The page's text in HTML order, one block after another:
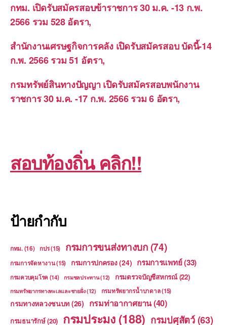
กทม. เปิดรับสมัครสอบข้าราชการ 30 ม.ค. -13 ก.พ.
2566 รวม 528 อัตรา,
สำนักงานเศรษฐกิจการคลัง เปิดรับสมัครสอบ บัดนี้-14
ก.พ. 2566 รวม 51 อัตรา,
กรมทรัพย์สินทางปัญญา เปิดรับสมัครสอบพนักงาน
ราชการ 30 ม.ค. -17 ก.พ. 2566 รวม 6 อัตรา,
สอบท้องถิ่น คลิก!!
ป้ายกำกับ
กทม.(16) กปร(15) กรมการขนส่งทางบก(74)
กรมการจัดหางาน(15) กรมการปกครอง(24) กรมการแพทย์(33)
กรมควบคุมโรค (14) กรมชลประทาน(12) กรมตรวจบัญชีสหกรณ์(22)
กรมทรัพยากรทางทะเลและชายฝั่ง(12) กรมทรัพยากรน้ำบาดาล(15)
กรมทางหลวงชนบท (26) กรมท่าอากาศยาน(40)
กรมธนารักษ์(20) กรมประมง(188) กรมปศุสัตว์(63)